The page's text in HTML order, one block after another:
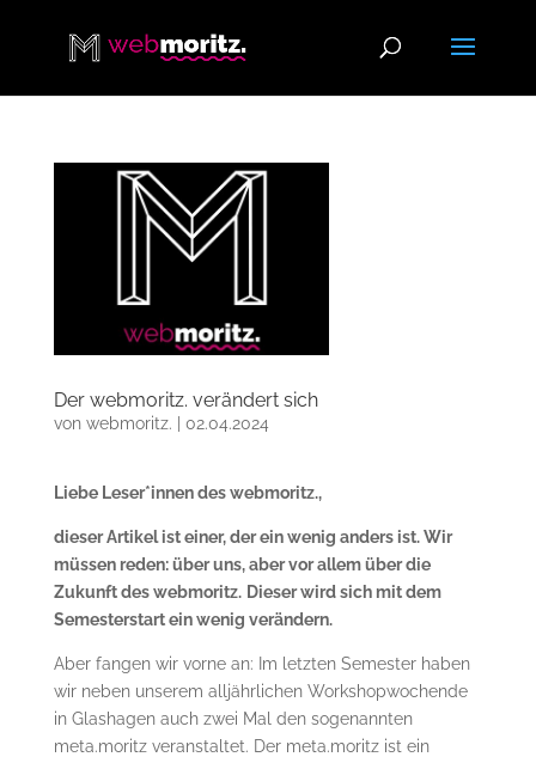
Der webmoritz. verändert sich
von webmoritz. 02.04.2024
Liebe Leser*innen des webmoritz.,
dieser Artikel ist einer, der ein wenig anders ist. Wir
müssen reden: über uns, aber vor allem über die
Zukunft des webmoritz. Dieser wird sich mit dem
Semesterstart ein wenig verändern.
Aber fangen wir vorne an: Im letzten Semester haben
wir neben unserem alljährlichen Workshopwochende
in Glashagen auch zwei Mal den sogenannten
meta.moritz veranstaltet. Der meta.moritz ist ein